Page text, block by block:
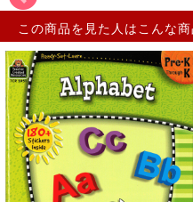
この商品を見た人はこんな